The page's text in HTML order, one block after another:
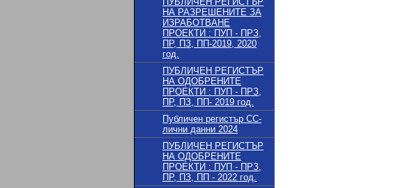
НА РАЗРЕШЕНИТЕ ЗА
ИЗРАБОТВАНЕ
ПРОЕКТИ : ПУП - ПРЗ,
ПР, ПЗ, ПП-2019, 2020
год.
ПУБЛИЧЕН РЕГИСТЪР
НА ОДОБРЕНИТЕ
ПРОЕКТИ : ПУП - ПРЗ,
ПР, ПЗ, ПП- 2019 год.
Публичен регистър СС-
лични данни 2024
ПУБЛИЧЕН РЕГИСТЪР
НА ОДОБРЕНИТЕ
ПРОЕКТИ : ПУП - ПРЗ,
ПР, ПЗ, ПП - 2022 год.